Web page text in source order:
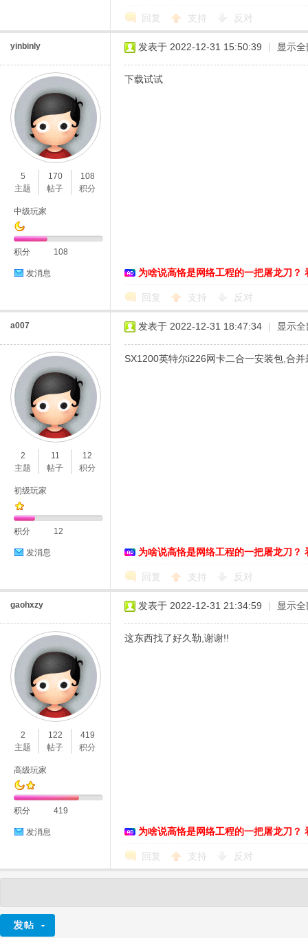
回复 支持 反对
yinbinly
5
主题
170
帖子
108
积分
中级玩家
积分 108
发消息
发表于 2022-12-31 15:50:39 | 显示
下载试试
为啥说高恪是网络工程的一把屠龙刀？
回复 支持 反对
a007
2
主题
11
帖子
12
积分
初级玩家
积分 12
发消息
发表于 2022-12-31 18:47:34 | 显示
SX1200英特尔i226网卡二合一安装包,合
为啥说高恪是网络工程的一把屠龙刀？
回复 支持 反对
gaohxzy
2
主题
122
帖子
419
积分
高级玩家
积分 419
发消息
发表于 2022-12-31 21:34:59 | 显示
这东西找了好久勒,谢谢!!
为啥说高恪是网络工程的一把屠龙刀？
回复 支持 反对